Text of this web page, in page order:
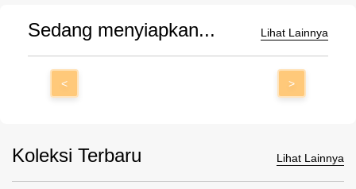
Sedang menyiapkan... Lihat Lainnya
< >
Koleksi Terbaru Lihat Lainnya